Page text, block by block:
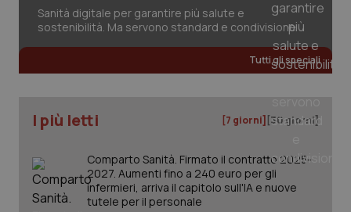
Sanità digitale per garantire più salute e
sostenibilità. Ma servono standard e condivisione
Tutti gli speciali
I più letti [7 giorni] [30 giorni]
Comparto Sanità. Firmato il contratto 2025-
2027. Aumenti fino a 240 euro per gli
infermieri, arriva il capitolo sull'IA e nuove
tutele per il personale